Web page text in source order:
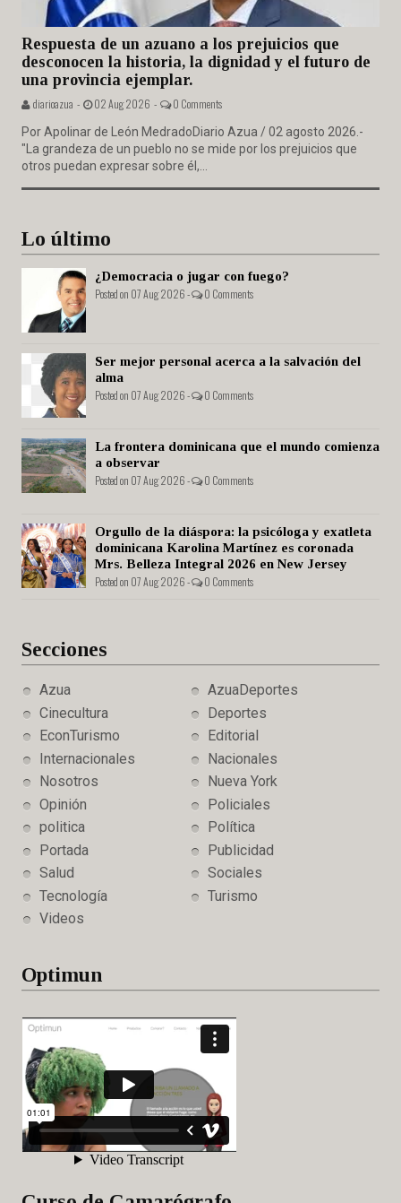
Respuesta de un azuano a los prejuicios que
desconocen la historia, la dignidad y el futuro de
una provincia ejemplar.
diarioazua - 02 Aug 2026 - 0 Comments
Por Apolinar de León MedradoDiario Azua / 02 agosto 2026.-
"La grandeza de un pueblo no se mide por los prejuicios que
otros puedan expresar sobre él,...
Lo último
¿Democracia o jugar con fuego?
Posted on 07 Aug 2026 - 0 Comments
Ser mejor personal acerca a la salvación del
alma
Posted on 07 Aug 2026 - 0 Comments
La frontera dominicana que el mundo comienza
a observar
Posted on 07 Aug 2026 - 0 Comments
Orgullo de la diáspora: la psicóloga y exatleta
dominicana Karolina Martínez es coronada
Mrs. Belleza Integral 2026 en New Jersey
Posted on 07 Aug 2026 - 0 Comments
Secciones
Azua
AzuaDeportes
Cinecultura
Deportes
EconTurismo
Editorial
Internacionales
Nacionales
Nosotros
Nueva York
Opinión
Policiales
politica
Política
Portada
Publicidad
Salud
Sociales
Tecnología
Turismo
Videos
Optimun